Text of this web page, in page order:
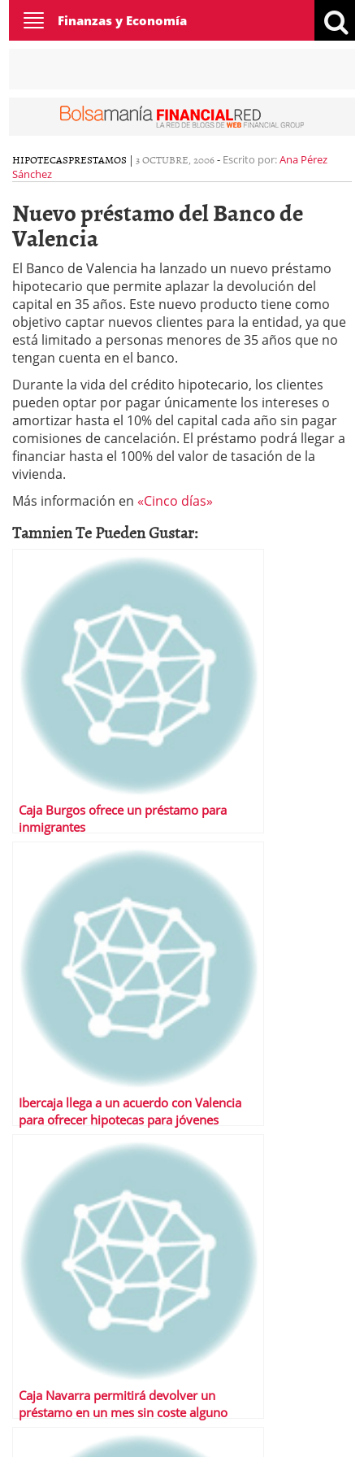
Toggle
navigation
Finanzas y Economía
HIPOTECASPRESTAMOS | 3 OCTUBRE, 2006- Escrito por:Ana Pérez
Sánchez
Nuevo préstamo del Banco de
Valencia
El Banco de Valencia ha lanzado un nuevo préstamo
hipotecario que permite aplazar la devolución del
capital en 35 años. Este nuevo producto tiene como
objetivo captar nuevos clientes para la entidad, ya que
está limitado a personas menores de 35 años que no
tengan cuenta en el banco.
Durante la vida del crédito hipotecario, los clientes
pueden optar por pagar únicamente los intereses o
amortizar hasta el 10% del capital cada año sin pagar
comisiones de cancelación. El préstamo podrá llegar a
financiar hasta el 100% del valor de tasación de la
vivienda.
Más información en «Cinco días»
Tamnien Te Pueden Gustar:
Caja Burgos ofrece un préstamo para
inmigrantes
Ibercaja llega a un acuerdo con Valencia
para ofrecer hipotecas para jóvenes
Caja Navarra permitirá devolver un
préstamo en un mes sin coste alguno